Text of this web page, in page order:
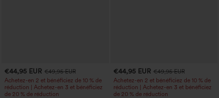
€44,95 EUR €49,95 EUR
Achetez-en 2 et bénéficiez de 10 % de
réduction | Achetez-en 3 et bénéficiez
de 20 % de réduction
€44,95 EUR €49,95 EUR
Achetez-en 2 et bénéficiez de 10 % de
réduction | Achetez-en 3 et bénéficiez
de 20 % de réduction